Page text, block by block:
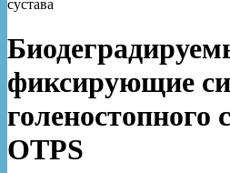
сустава
фиксирующие
голеностопного
OTPS